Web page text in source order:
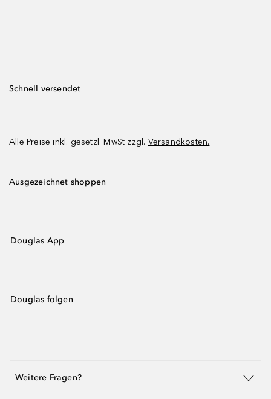
Schnell versendet
Alle Preise inkl. gesetzl. MwSt zzgl. Versandkosten.
Ausgezeichnet shoppen
Douglas App
Douglas folgen
Weitere Fragen?